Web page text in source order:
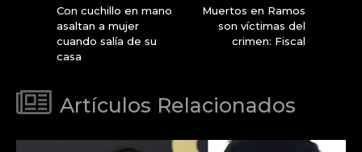
Con cuchillo en mano
asaltan a mujer
cuando salía de su
casa
Muertos en Ramos
son víctimas del
crimen: Fiscal
Artículos Relacionados